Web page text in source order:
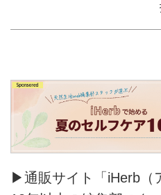
▶通販サイト「iHerb（